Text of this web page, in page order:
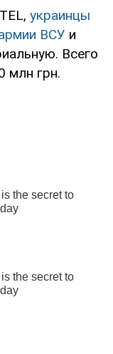
украинцы
ВСУ и
Всего
млн грн.